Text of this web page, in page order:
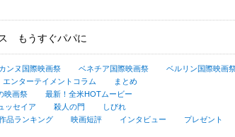
もうすぐパパに
カンヌ国際映画祭 ベネチア国際映画祭 ベルリン国際映画
エンターテイメントコラム
まとめ
映画祭
最新！全米HOTムービー
ッセイア 殺人の門
しびれ
品ランキング 映画短評 インタビュー
プレゼント